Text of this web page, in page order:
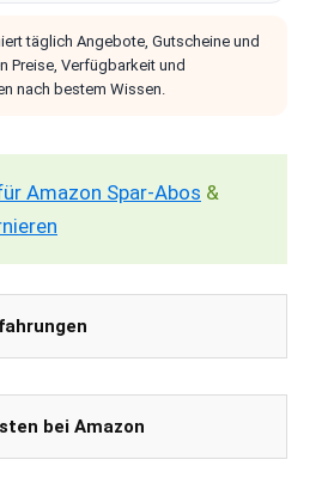
täglich Angebote, Gutscheine und
Preise, Verfügbarkeit und
nach bestem Wissen.
Amazon Spar-Abos &
bei Amazon